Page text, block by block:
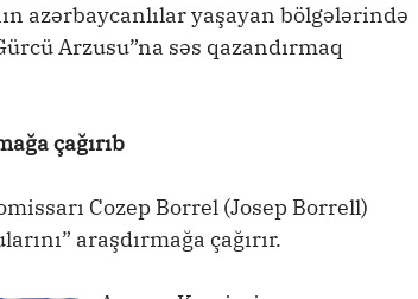
azərbaycanlılar yaşayan bölgələrində
Arzusu”na səs qazandırmaq
çağırıb
Cozep Borrel (Josep Borrell)
araşdırmağa çağırır.